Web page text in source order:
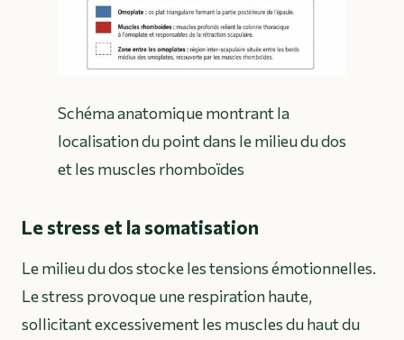
Schéma anatomique montrant la
localisation du point dans le milieu du dos
et les muscles rhomboïdes
Le stress et la somatisation
Le milieu du dos stocke les tensions émotionnelles.
Le stress provoque une respiration haute,
sollicitant excessivement les muscles du haut du